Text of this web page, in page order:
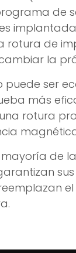
de
rotura de
la
puede ser
más
rotura
de